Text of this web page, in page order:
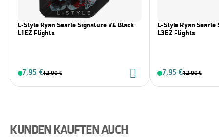
L-Style Ryan Searle Signature V4 Black
L1EZ Flights
7,95 €12,00 €
L-Style Ryan Searle
L3EZ Flights
7,95 €12,00 €
KUNDEN KAUFTEN AUCH